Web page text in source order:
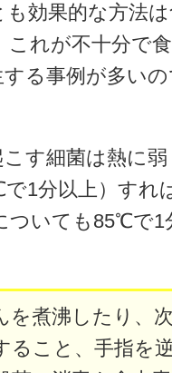
効果的な方法
れが不十分で
る事例が多い
す細菌は熱に
1分以上）すれ
ついても85℃で1
を煮沸したり、
ること、手指を
本